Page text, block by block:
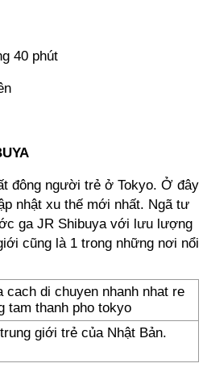
40 phút
đông người trẻ ở Tokyo. Ở đây
nhật xu thế mới nhất. Ngã tư
ga JR Shibuya với lưu lượng
cũng là 1 trong những nơi nổi
giới trẻ của Nhật Bản.